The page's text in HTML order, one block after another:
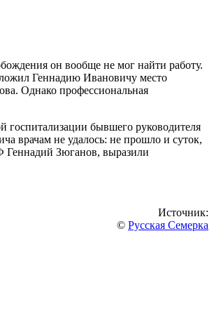
он вообще не мог найти работу.
Геннадию Ивановичу место
Однако профессиональная
госпитализации бывшего руководителя
врачам не удалось: не прошло и суток,
Геннадий Зюганов, выразили
Источник:
© Русская Семерка